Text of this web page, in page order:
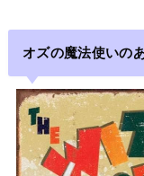
オズの魔法使いの